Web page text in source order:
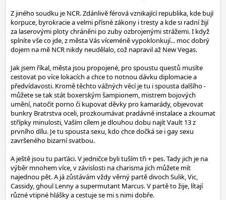
Z jiného soudku je NCR. Zdánlivě férová vznikající republika, kde bují
korpuce, byrokracie a velmi přísné zákony i tresty a kde si radní žijí
za laserovými ploty chráněni po zuby ozbrojenými strážemi. I když
splníte vše co jde, z města Vás víceméně vypoklonkují... moc dobrý
dojem na mě NCR nikdy neudělalo, což napravil až New Vegas.
Jak jsem říkal, města jsou propojené, pro spoustu questů musíte
cestovat po více lokacích a chce to notnou dávku diplomacie a
předvídavosti. Kromě těchto vážných věcí je tu i spousta dalšího -
můžete se tak stát boxerským šampionem, mistrem bojových
umění, natočit porno či kupovat děvky pro kamarády, objevovat
bunkry Bratrstva oceli, prozkoumávat pradávné instalace a zkoumat
střípky minulosti, Vaším cílem je dlouhou dobu najít Vault 13 z
prvního dílu. Je tu spousta sexu, kdo chce dočká se i gay sexu
završeného bizarní svatbou.
A ještě jsou tu parťáci. V jedničce byli tuším tři + pes. Tady jich je na
výběr mnohem více, v závislosti na charisma jich můžete mít
najednou pět. A já zůstávám vždy věrný partě divoch Sulik, Vic,
Cassidy, ghoul Lenny a supermutant Marcus. V partě to žije, lítají
různé vtipné hlášky a cestuje se mi s nimi dobře.